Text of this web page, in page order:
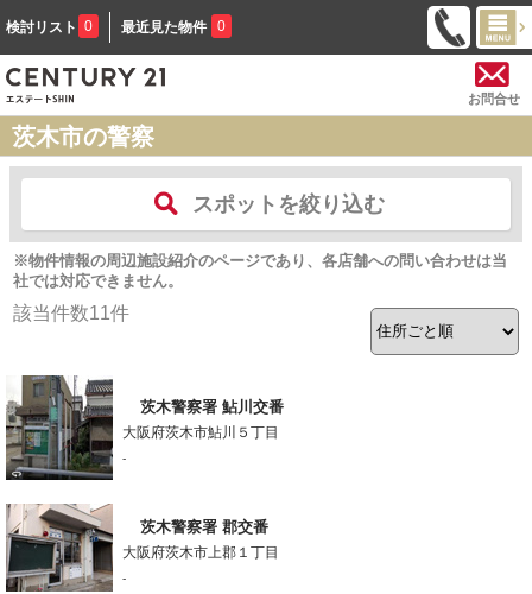
検討リスト 0 最近見た物件 0
お問合せ
茨木市の警察
スポットを絞り込む
※物件情報の周辺施設紹介のページであり、各店舗への問い合わせは当
社では対応できません。
該当件数11件
茨木警察署 鮎川交番
大阪府茨木市鮎川５丁目
-
茨木警察署 郡交番
大阪府茨木市上郡１丁目
-